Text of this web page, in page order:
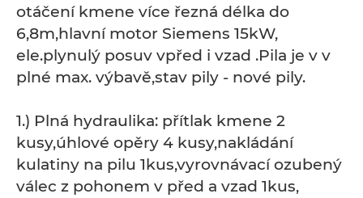
otáčení kmene více řezná délka do
6,8m,hlavní motor Siemens 15kW,
ele.plynulý posuv vpřed i vzad .Pila je v v
plné max. výbavě,stav pily - nové pily.
1.) Plná hydraulika: přítlak kmene 2
kusy,úhlové opěry 4 kusy,nakládání
kulatiny na pilu 1kus,vyrovnávací ozubený
válec z pohonem v před a vzad 1kus,